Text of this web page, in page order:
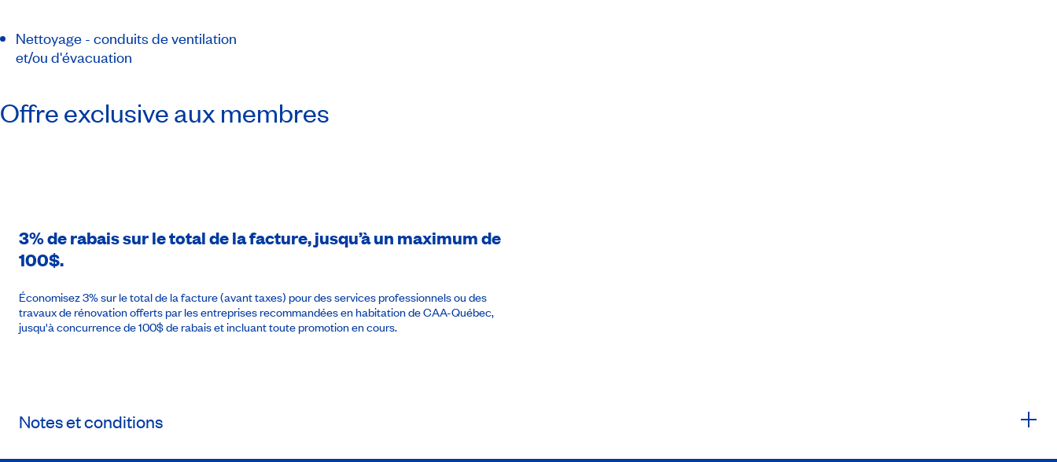
Nettoyage - conduits de ventilation
et/ou d'évacuation
Offre exclusive aux membres
3% de rabais sur le total de la facture, jusqu’à un maximum de
100$.
Économisez 3% sur le total de la facture (avant taxes) pour des services professionnels ou des
travaux de rénovation offerts par les entreprises recommandées en habitation de CAA-Québec,
jusqu'à concurrence de 100$ de rabais et incluant toute promotion en cours.
Notes et conditions